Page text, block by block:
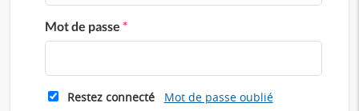
Mot de passe *
Restez connecté Mot de passe oublié